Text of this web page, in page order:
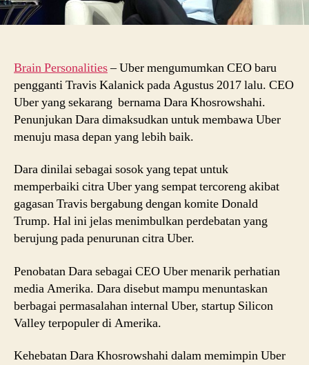
Brain Personalities–Uber mengumumkan CEO baru
pengganti Travis Kalanick pada Agustus 2017 lalu. CEO
Uber yang sekarang bernama Dara Khosrowshahi.
Penunjukan Dara dimaksudkan untuk membawa Uber
menuju masa depan yang lebih baik.
Dara dinilai sebagai sosok yang tepat untuk
memperbaiki citra Uber yang sempat tercoreng akibat
gagasan Travis bergabung dengan komite Donald
Trump. Hal ini jelas menimbulkan perdebatan yang
berujung pada penurunan citra Uber.
Penobatan Dara sebagai CEO Uber menarik perhatian
media Amerika. Dara disebut mampu menuntaskan
berbagai permasalahan internal Uber, startup Silicon
Valley terpopuler di Amerika.
Kehebatan Dara Khosrowshahi dalam memimpin Uber